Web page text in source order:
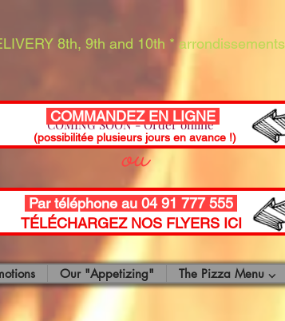
8th, 9th and 10th * arrondissements
COMING SOON - Order online
COMMANDEZ EN LIGNE
(possibilitée plusieurs jours en avance !)
Par téléphone au 04 91 777 555
TÉLÉCHARGEZ NOS FLYERS ICI
ou
Our "Appetizing" The Pizza Menu ⌵